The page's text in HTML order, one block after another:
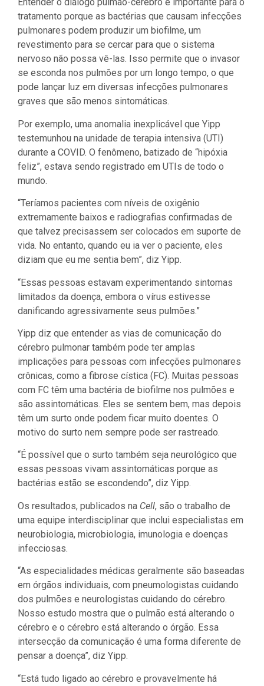
Entender o diálogo pulmão-cérebro é importante para o
tratamento porque as bactérias que causam infecções
pulmonares podem produzir um biofilme, um
revestimento para se cercar para que o sistema
nervoso não possa vê-las. Isso permite que o invasor
se esconda nos pulmões por um longo tempo, o que
pode lançar luz em diversas infecções pulmonares
graves que são menos sintomáticas.
Por exemplo, uma anomalia inexplicável que Yipp
testemunhou na unidade de terapia intensiva (UTI)
durante a COVID. O fenômeno, batizado de “hipóxia
feliz”, estava sendo registrado em UTIs de todo o
mundo.
“Teríamos pacientes com níveis de oxigênio
extremamente baixos e radiografias confirmadas de
que talvez precisassem ser colocados em suporte de
vida. No entanto, quando eu ia ver o paciente, eles
diziam que eu me sentia bem”, diz Yipp.
“Essas pessoas estavam experimentando sintomas
limitados da doença, embora o vírus estivesse
danificando agressivamente seus pulmões.”
Yipp diz que entender as vias de comunicação do
cérebro pulmonar também pode ter amplas
implicações para pessoas com infecções pulmonares
crônicas, como a fibrose cística (FC). Muitas pessoas
com FC têm uma bactéria de biofilme nos pulmões e
são assintomáticas. Eles se sentem bem, mas depois
têm um surto onde podem ficar muito doentes. O
motivo do surto nem sempre pode ser rastreado.
“É possível que o surto também seja neurológico que
essas pessoas vivam assintomáticas porque as
bactérias estão se escondendo”, diz Yipp.
Os resultados, publicados na Cell, são o trabalho de
uma equipe interdisciplinar que inclui especialistas em
neurobiologia, microbiologia, imunologia e doenças
infecciosas.
“As especialidades médicas geralmente são baseadas
em órgãos individuais, com pneumologistas cuidando
dos pulmões e neurologistas cuidando do cérebro.
Nosso estudo mostra que o pulmão está alterando o
cérebro e o cérebro está alterando o órgão. Essa
intersecção da comunicação é uma forma diferente de
pensar a doença”, diz Yipp.
“Está tudo ligado ao cérebro e provavelmente há